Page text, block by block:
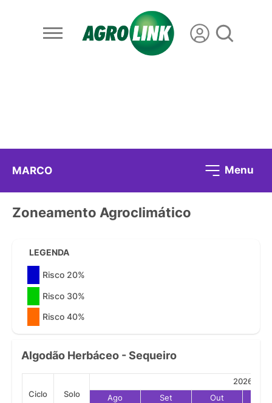
MARCO Menu
Zoneamento Agroclimático
LEGENDA
Risco 20%
Risco 30%
Risco 40%
Algodão Herbáceo - Sequeiro
Ciclo Solo
2026
Ago
Set Out